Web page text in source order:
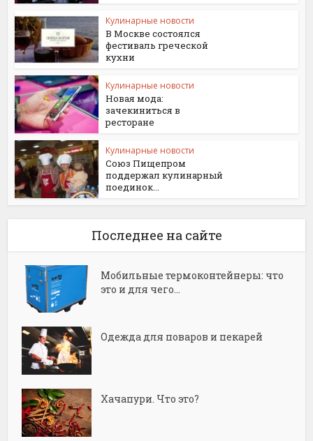
Кулинарные новости
В Москве состоялся
фестиваль греческой
кухни
Кулинарные новости
Новая мода:
зачекиниться в
ресторане
Кулинарные новости
Союз Пищепром
поддержал кулинарный
поединок...
Последнее на сайте
Мобильные термоконтейнеры: что
это и для чего...
Одежда для поваров и пекарей
Хачапури. Что это?